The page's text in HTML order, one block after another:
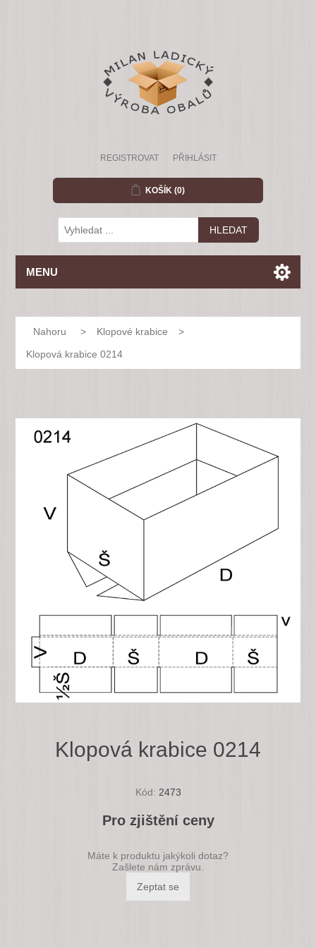
REGISTROVAT PŘIHLÁSIT
KOŠÍK (0)
MENU
Nahoru > Klopové krabice
>
Klopová krabice 0214
Klopová krabice 0214
Kód: 2473
Pro zjištění ceny
Máte k produktu jakýkoli dotaz?
Zašlete nám zprávu.